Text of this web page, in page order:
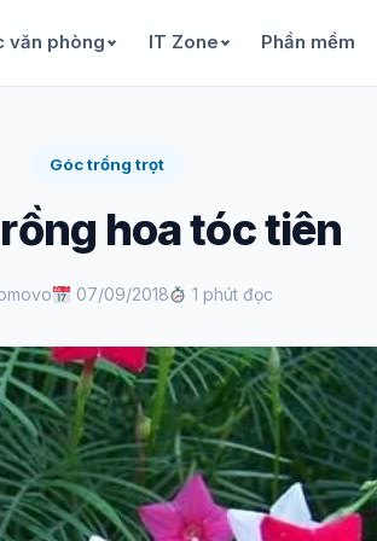
văn phòng IT Zone Phần mềm
Góc trồng trọt
hoa tóc tiên
07/09/2018 1 phút đọc